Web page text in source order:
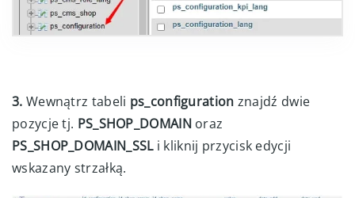
3. Wewnątrz tabeli ps_configuration znajdź dwie
pozycje tj. PS_SHOP_DOMAINoraz
PS_SHOP_DOMAIN_SSLi kliknij przycisk edycji
wskazany strzałką.